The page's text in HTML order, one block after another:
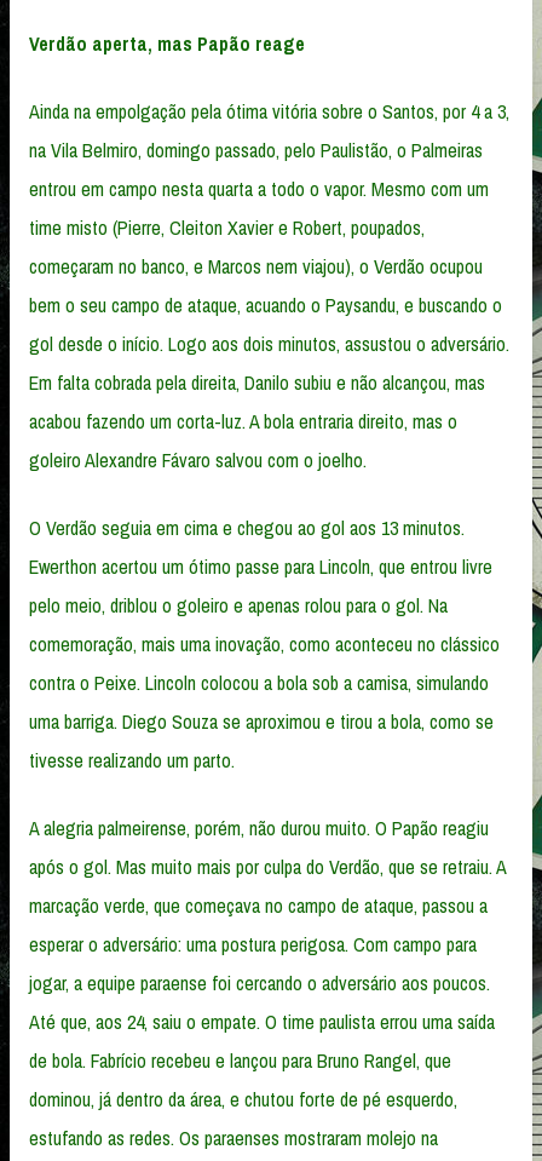
Verdão aperta, mas Papão reage
Ainda na empolgação pela ótima vitória sobre o Santos, por 4 a 3,
na Vila Belmiro, domingo passado, pelo Paulistão, o Palmeiras
entrou em campo nesta quarta a todo o vapor. Mesmo com um
time misto (Pierre, Cleiton Xavier e Robert, poupados,
começaram no banco, e Marcos nem viajou), o Verdão ocupou
bem o seu campo de ataque, acuando o Paysandu, e buscando o
gol desde o início. Logo aos dois minutos, assustou o adversário.
Em falta cobrada pela direita, Danilo subiu e não alcançou, mas
acabou fazendo um corta-luz. A bola entraria direito, mas o
goleiro Alexandre Fávaro salvou com o joelho.
O Verdão seguia em cima e chegou ao gol aos 13 minutos.
Ewerthon acertou um ótimo passe para Lincoln, que entrou livre
pelo meio, driblou o goleiro e apenas rolou para o gol. Na
comemoração, mais uma inovação, como aconteceu no clássico
contra o Peixe. Lincoln colocou a bola sob a camisa, simulando
uma barriga. Diego Souza se aproximou e tirou a bola, como se
tivesse realizando um parto.
A alegria palmeirense, porém, não durou muito. O Papão reagiu
após o gol. Mas muito mais por culpa do Verdão, que se retraiu. A
marcação verde, que começava no campo de ataque, passou a
esperar o adversário: uma postura perigosa. Com campo para
jogar, a equipe paraense foi cercando o adversário aos poucos.
Até que, aos 24, saiu o empate. O time paulista errou uma saída
de bola. Fabrício recebeu e lançou para Bruno Rangel, que
dominou, já dentro da área, e chutou forte de pé esquerdo,
estufando as redes. Os paraenses mostraram molejo na